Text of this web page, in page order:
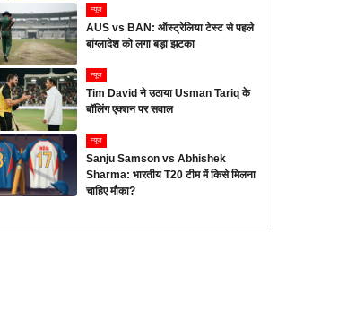
न्यूज
AUS vs BAN: ऑस्ट्रेलिया टेस्ट से पहले
बांग्लादेश को लगा बड़ा झटका
न्यूज
Tim David ने उठाया Usman Tariq के
बॉलिंग एक्शन पर सवाल
न्यूज
Sanju Samson vs Abhishek
Sharma: भारतीय T20 टीम में किसे मिलना
चाहिए मौका?